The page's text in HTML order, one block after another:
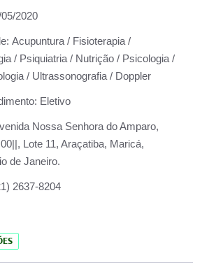
2020
Acupuntura / Fisioterapia /
/ Psiquiatria / Nutrição / Psicologia /
/ Ultrassonografia / Doppler
Eletivo
Nossa Senhora do Amparo,
Lote 11, Araçatiba, Maricá,
de Janeiro.
2637-8204